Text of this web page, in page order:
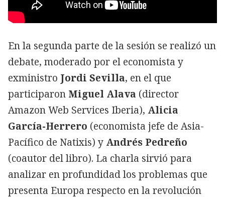
En la segunda parte de la sesión se realizó un
debate, moderado por el economista y
exministro Jordi Sevilla, en el que
participaron Miguel Alava (director
Amazon Web Services Iberia), Alicia
García-Herrero (economista jefe de Asia-
Pacífico de Natixis) y Andrés Pedreño
(coautor del libro). La charla sirvió para
analizar en profundidad los problemas que
presenta Europa respecto en la revolución